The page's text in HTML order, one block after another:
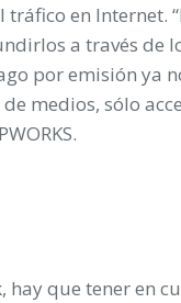
tráfico en Internet.
a través de
por emisión ya
medios, sólo
hay que tener en